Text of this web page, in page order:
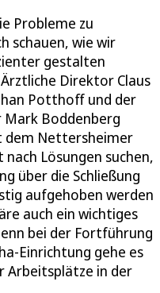
Probleme zu
schauen, wie wir
gestalten
Direktor Claus
Potthoff und der
Boddenberg
dem Nettersheimer
Lösungen suchen,
über die Schließung
aufgehoben werden
auch ein wichtiges
bei der Fortführung
Einrichtung gehe es
Arbeitsplätze in der